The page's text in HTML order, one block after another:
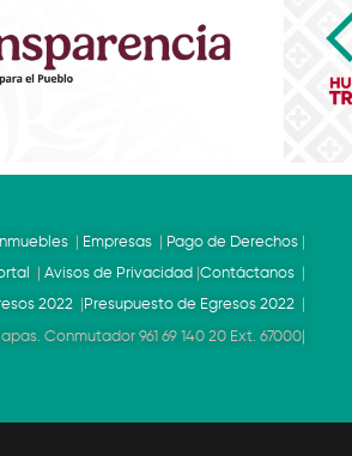
Inmuebles Empresas Pago de Derechos
|Avisos de Privacidad |Contáctanos
2022 Presupuesto de Egresos 2022
Conmutador 961 69 140 20 Ext. 67000|